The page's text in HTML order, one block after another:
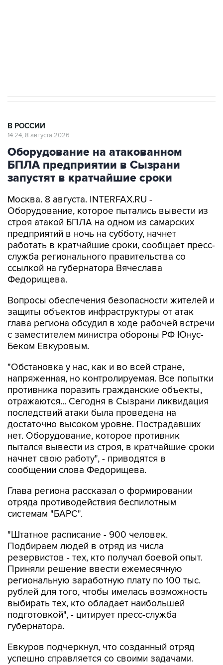
В РОССИИ
14:24, 8 августа 2026
Оборудование на атакованном
БПЛА предприятии в Сызрани
запустят в кратчайшие сроки
Москва. 8 августа. INTERFAX.RU -
Оборудование, которое пытались вывести из
строя атакой БПЛА на одном из самарских
предприятий в ночь на субботу, начнет
работать в кратчайшие сроки, сообщает пресс-
служба регионального правительства со
ссылкой на губернатора Вячеслава
Федорищева.
Вопросы обеспечения безопасности жителей и
защиты объектов инфраструктуры от атак
глава региона обсудил в ходе рабочей встречи
с заместителем министра обороны РФ Юнус-
Беком Евкуровым.
"Обстановка у нас, как и во всей стране,
напряженная, но контролируемая. Все попытки
противника поразить гражданские объекты,
отражаются... Сегодня в Сызрани ликвидация
последствий атаки была проведена на
достаточно высоком уровне. Пострадавших
нет. Оборудование, которое противник
пытался вывести из строя, в кратчайшие сроки
начнет свою работу", - приводятся в
сообщении слова Федорищева.
Глава региона рассказал о формировании
отряда противодействия беспилотным
системам "БАРС".
"Штатное расписание - 900 человек.
Подбираем людей в отряд из числа
резервистов - тех, кто получал боевой опыт.
Приняли решение ввести ежемесячную
региональную заработную плату по 100 тыс.
рублей для того, чтобы имелась возможность
выбирать тех, кто обладает наибольшей
подготовкой", - цитирует пресс-служба
губернатора.
Евкуров подчеркнул, что созданный отряд
успешно справляется со своими задачами.